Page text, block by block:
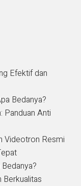
Efektif dan
Bedanya?
Panduan Anti
Videotron Resmi